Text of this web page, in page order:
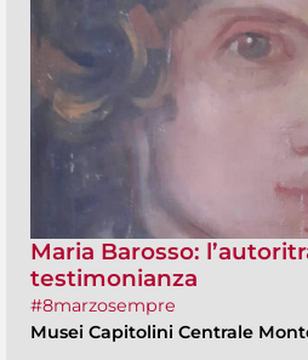
Maria Barosso:
testimonianza
#8marzosempre
Musei Capitolini Centrale